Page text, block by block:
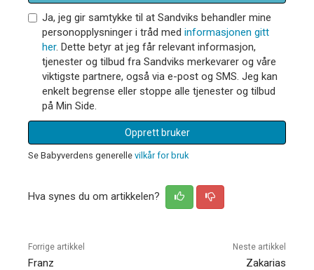
Ja, jeg gir samtykke til at Sandviks behandler mine
personopplysninger i tråd med informasjonen gitt
her. Dette betyr at jeg får relevant informasjon,
tjenester og tilbud fra Sandviks merkevarer og våre
viktigste partnere, også via e-post og SMS. Jeg kan
enkelt begrense eller stoppe alle tjenester og tilbud
på Min Side.
Opprett bruker
Se Babyverdens generelle vilkår for bruk
Hva synes du om artikkelen?
Forrige artikkel
Franz
Neste artikkel
Zakarias